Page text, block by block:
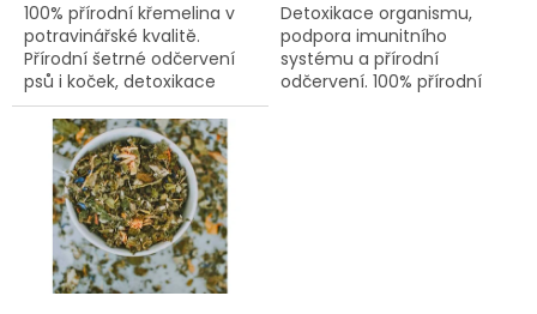
100% přírodní křemelina v
potravinářské kvalitě.
Přírodní šetrné odčervení
psů i koček, detoxikace
organismu a podpora
správné peristaltiky střev.
Detoxikace organismu,
podpora imunitního
systému a přírodní
odčervení. 100% přírodní